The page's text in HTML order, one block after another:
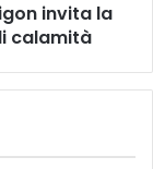
invita la
calamità